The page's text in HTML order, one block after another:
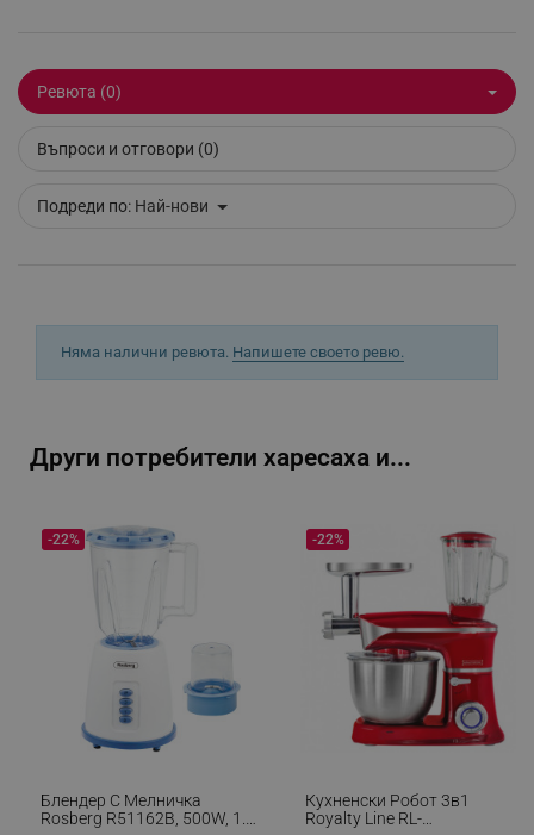
Ревюта (0)
Въпроси и отговори (0)
Подреди по: Най-нови
Няма налични ревюта. Напишете своето ревю.
Други потребители харесаха и...
Блендер С Мелничка
Rosberg R51162B, 500W, 1.5
-22%
Кухненски Робот 3в1
Royalty Line RL-
-22%
_sgf_rq
segmentifyExtension .alleop.bg
sgfUserUpdateData .alleop.bg
rlv_h_fbp
.alleop.bg